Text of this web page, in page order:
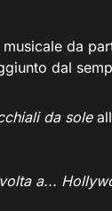
da
dal
da sole
a...